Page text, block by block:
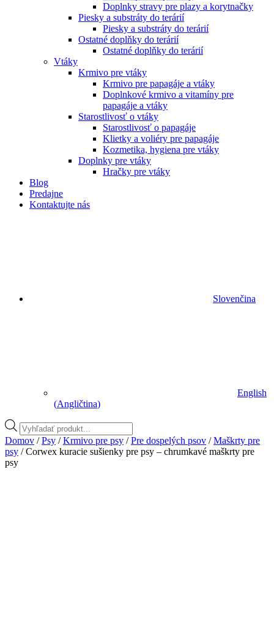
Doplnky stravy pre plazy a korytnačky
Piesky a substráty do terárií
Piesky a substráty do terárií
Ostatné doplňky do terárií
Ostatné doplňky do terárií
Vtáky
Krmivo pre vtáky
Krmivo pre papagáje a vtáky
Doplnkové krmivo a vitamíny pre
papagáje a vtáky
Starostlivosť o vtáky
Starostlivosť o papagáje
Klietky a voliéry pre papagáje
Kozmetika, hygiena pre vtáky
Doplnky pre vtáky
Hračky pre vtáky
Blog
Predajne
Kontaktujte nás
Slovenčina
English
(Angličtina)
Vyhľadávanie
produktov
Domov /Psy /Krmivo pre psy /Pre dospelých psov /Maškrty pre
psy / Corwex kuracie sušienky pre psy – chrumkavé maškrty pre
psy